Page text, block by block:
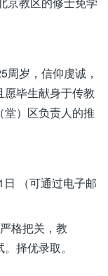
岁，信仰虔诚，
毕生献身于传教
）区负责人的推
（可通过电子邮
格把关，教
择优录取。